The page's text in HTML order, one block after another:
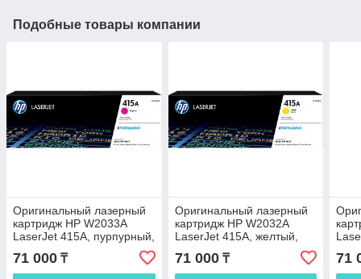
Подобные товары компании
Оригинальный лазерный
картридж HP W2033A
LaserJet 415A, пурпурный,
2100 стр.
71 000 ₸
Оригинальный лазерный
картридж HP W2032A
LaserJet 415A, желтый,
2100 стр.
71 000₸ 71